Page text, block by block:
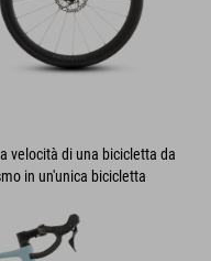
velocità di una bicicletta da
in un'unica bicicletta